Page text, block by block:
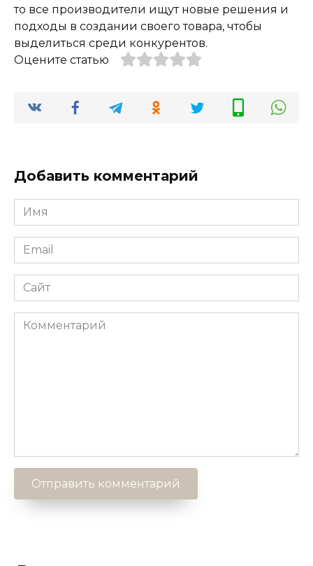
то все производители ищут новые решения и
подходы в создании своего товара, чтобы
выделиться среди конкурентов.
Оцените статью
Добавить комментарий
Имя
*
Email
*
Сайт
Комментарий